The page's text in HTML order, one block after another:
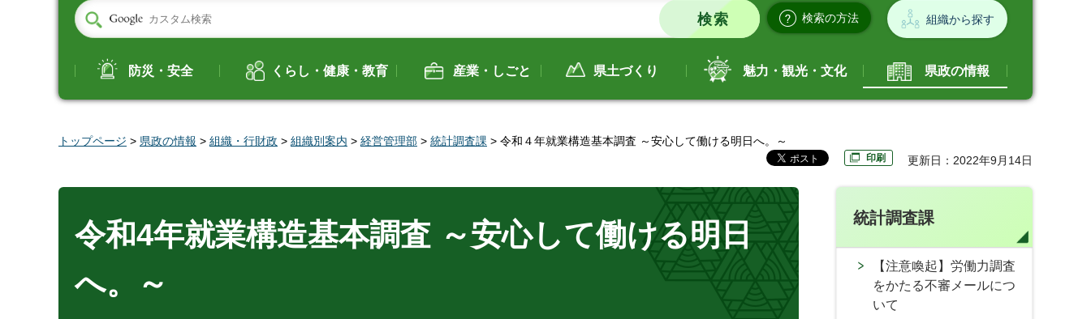
検索の方法 組織から探す
防災・安全 くらし・健康・教育 産業・しごと 県土づくり 魅力・観光・文化 県政の情報
トップページ > 県政の情報 > 組織・行財政 > 組織別案内 > 経営管理部 > 統計調査課 > 令和４年就業構造基本調査 ～安心して働ける明日へ。～
印刷 更新日：2022年9月14日
令和4年就業構造基本調査 ～安心して働ける明日
へ。～
統計調査課
【注意喚起】労働力調査
をかたる不審メールにつ
いて